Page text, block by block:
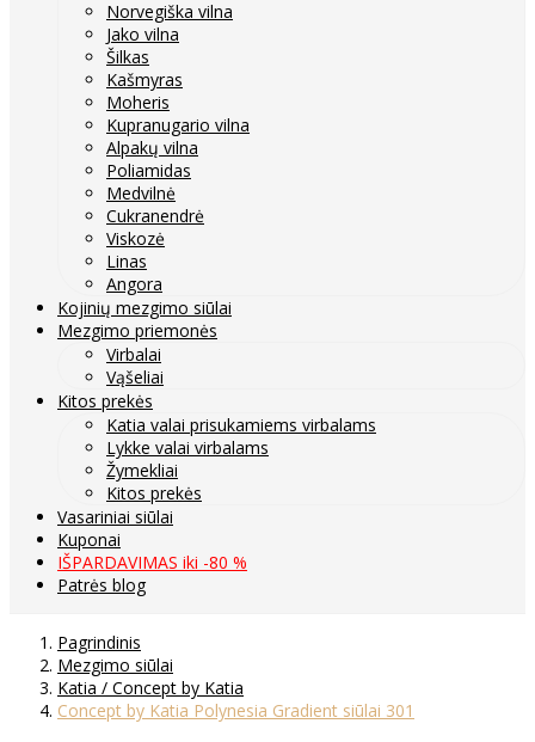
Norvegiška vilna
Jako vilna
Šilkas
Kašmyras
Moheris
Kupranugario vilna
Alpakų vilna
Poliamidas
Medvilnė
Cukranendrė
Viskozė
Linas
Angora
Kojinių mezgimo siūlai
Mezgimo priemonės
Virbalai
Vąšeliai
Kitos prekės
Katia valai prisukamiems virbalams
Lykke valai virbalams
Žymekliai
Kitos prekės
Vasariniai siūlai
Kuponai
IŠPARDAVIMAS iki -80 %
Patrės blog
Pagrindinis
Mezgimo siūlai
Katia / Concept by Katia
Concept by Katia Polynesia Gradient siūlai 301